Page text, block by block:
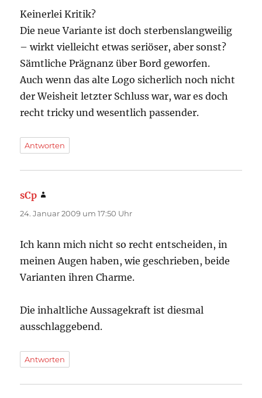
Keinerlei Kritik?
Die neue Variante ist doch sterbenslangweilig
– wirkt vielleicht etwas seriöser, aber sonst?
Sämtliche Prägnanz über Bord geworfen.
Auch wenn das alte Logo sicherlich noch nicht
der Weisheit letzter Schluss war, war es doch
recht tricky und wesentlich passender.
Antworten
sCp
24. Januar 2009 um 17:50 Uhr
Ich kann mich nicht so recht entscheiden, in
meinen Augen haben, wie geschrieben, beide
Varianten ihren Charme.
Die inhaltliche Aussagekraft ist diesmal
ausschlaggebend.
Antworten